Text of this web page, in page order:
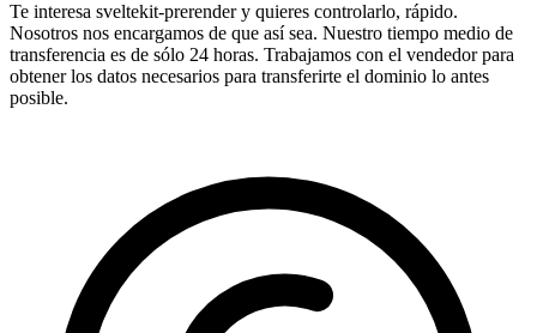
Te interesa sveltekit-prerender y quieres controlarlo, rápido.
Nosotros nos encargamos de que así sea. Nuestro tiempo medio de
transferencia es de sólo 24 horas. Trabajamos con el vendedor para
obtener los datos necesarios para transferirte el dominio lo antes
posible.